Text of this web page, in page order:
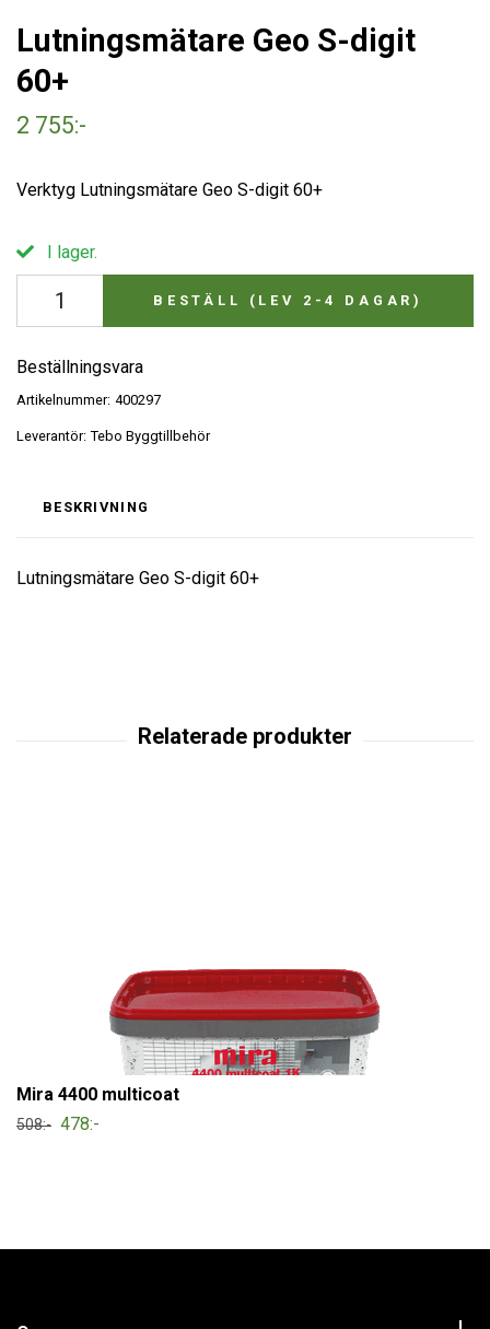
Lutningsmätare Geo S-digit
60+
2 755:-
Verktyg Lutningsmätare Geo S-digit 60+
I lager.
BESTÄLL (LEV 2-4 DAGAR)
Beställningsvara
Artikelnummer: 400297
Leverantör: Tebo Byggtillbehör
BESKRIVNING
Lutningsmätare Geo S-digit 60+
Mira 4400 multicoat
508:- 478:-